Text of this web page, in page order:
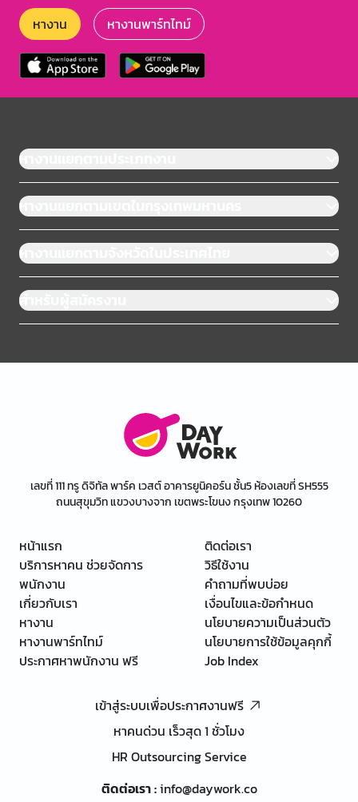
หางาน หางานพาร์ทไทม์
หางานแยกตามประเภทงาน
หางานแยกตามเขตในกรุงเทพมหานคร
หางานแยกตามจังหวัดในประเทศไทย
สำหรับผู้สมัครงาน
เลขที่ 111 ทรู ดิจิทัล พาร์ค เวสต์ อาคารยูนิคอร์น ชั้น5 ห้องเลขที่ SH555
ถนนสุขุมวิท แขวงบางจาก เขตพระโขนง กรุงเทพ 10260
หน้าแรก
บริการหาคน ช่วยจัดการ
พนักงาน
เกี่ยวกับเรา
หางาน
หางานพาร์ทไทม์
ประกาศหาพนักงาน ฟรี
ติดต่อเรา
วิธีใช้งาน
คำถามที่พบบ่อย
เงื่อนไขและข้อกำหนด
นโยบายความเป็นส่วนตัว
นโยบายการใช้ข้อมูลคุกกี้
Job Index
เข้าสู่ระบบเพื่อประกาศงานฟรี
หาคนด่วน เร็วสุด 1 ชั่วโมง
HR Outsourcing Service
ติดต่อเรา:info@daywork.co